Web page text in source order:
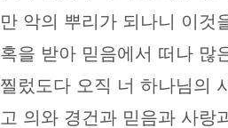
만 악의 뿌리가 되나니 이것
혹을 받아 믿음에서 떠나 많
찔렀도다 오직 너 하나님의
고 의와 경건과 믿음과 사랑